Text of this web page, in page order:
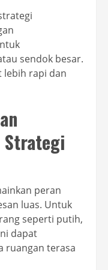
sendok besar.
lebih rapi dan
Strategi
peran
luas. Untuk
seperti putih,
dapat
ruangan terasa